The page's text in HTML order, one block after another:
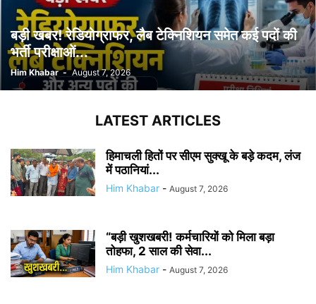
बड़ी खबर! रेडियोग्राफर, लैब टेक्निशियन समेत कई पदों की
भर्ती परीक्षाओं...
Him Khabar - August 7, 2026
LATEST ARTICLES
हिमाचली हितों पर सीएम सुक्खू के बड़े कदम, लंज
में पठानियां...
Him Khabar - August 7, 2026
“बड़ी खुशखबरी! कर्मचारियों को मिला बड़ा
तोहफा, 2 साल की सेवा...
Him Khabar - August 7, 2026